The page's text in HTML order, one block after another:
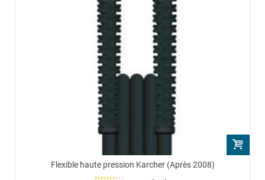
Flexible haute pression Karcher (Après 2008)